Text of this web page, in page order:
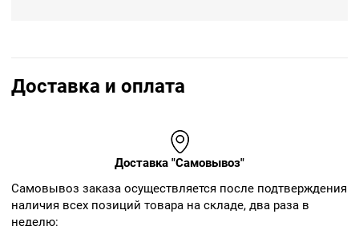
Доставка и оплата
Доставка "Самовывоз"
Cамовывоз заказа осуществляется после подтверждения
наличия всех позиций товара на складе, два раза в
неделю: